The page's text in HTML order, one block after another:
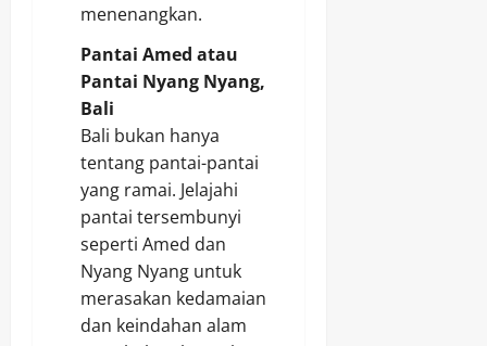
menenangkan.
Pantai Amed atau
Pantai Nyang Nyang,
Bali
Bali bukan hanya
tentang pantai-pantai
yang ramai. Jelajahi
pantai tersembunyi
seperti Amed dan
Nyang Nyang untuk
merasakan kedamaian
dan keindahan alam